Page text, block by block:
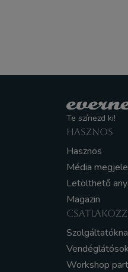
Te színezd ki!
HASZNOS
Hasznos
Média
Letölthető
Magazin
Workshop